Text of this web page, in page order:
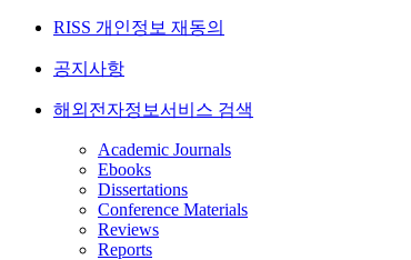
RISS 개인정보 재동의
공지사항
해외전자정보서비스 검색
Academic Journals
Ebooks
Dissertations
Conference Materials
Reviews
Reports